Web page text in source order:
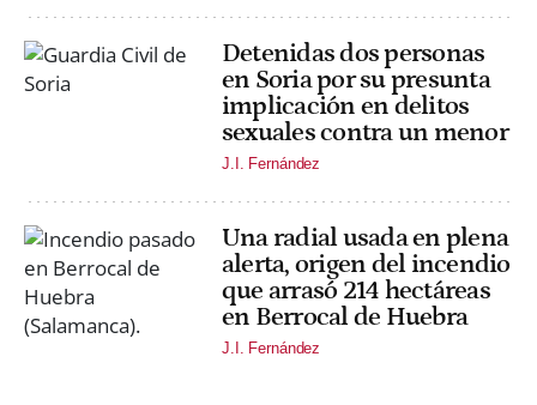
Detenidas dos personas
en Soria por su presunta
implicación en delitos
sexuales contra un menor
J.I. Fernández
Una radial usada en plena
alerta, origen del incendio
que arrasó 214 hectáreas
en Berrocal de Huebra
J.I. Fernández